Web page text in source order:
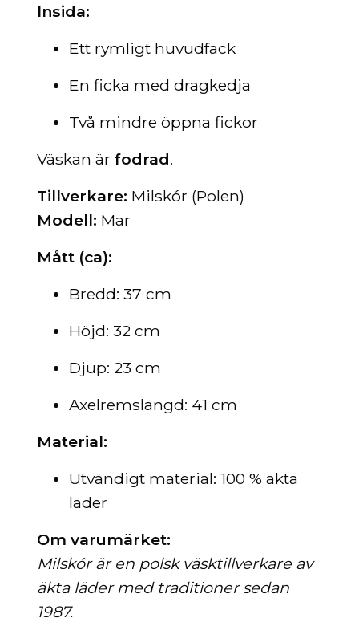
Insida:
Ett rymligt huvudfack
En ficka med dragkedja
Två mindre öppna fickor
Väskan är fodrad.
Tillverkare: Milskór (Polen)
Modell: Mar
Mått (ca):
Bredd: 37 cm
Höjd: 32 cm
Djup: 23 cm
Axelremslängd: 41 cm
Material:
Utvändigt material: 100 % äkta
läder
Om varumärket:
Milskór är en polsk väsk­tillverkare av
äkta läder med traditioner sedan
1987.